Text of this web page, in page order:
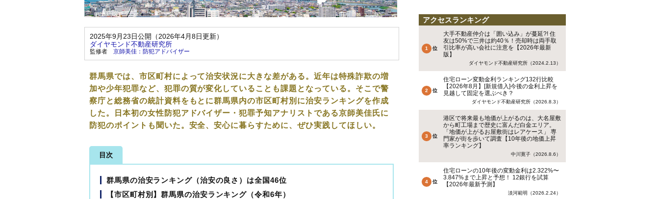
2025年9月23日公開（2026年4月8日更新）
ダイヤモンド不動産研究所
監修者 京師美佳：防犯アドバイザー
群馬県では、市区町村によって治安状況に大きな差がある。近年は特殊詐欺の増
加や少年犯罪など、犯罪の質が変化していることも課題となっている。そこで警
察庁と総務省の統計資料をもとに群馬県内の市区町村別に治安ランキングを作成
した。日本初の女性防犯アドバイザー・犯罪予知アナリストである京師美佳氏に
防犯のポイントも聞いた。安全、安心に暮らすために、ぜひ実践してほしい。
目次
群馬県の治安ランキング（治安の良さ）は全国46位
【市区町村別】群馬県の治安ランキング（令和6年）
アクセスランキング
大手不動産仲介は「囲い込み」が蔓延?! 住
友は50%で三井は約40％！売却時は両手取
引比率が高い会社に注意を【2026年最新
版】
ダイヤモンド不動産研究所（2024.2.13）
住宅ローン変動金利ランキング132行比較
【2026年8月】[新規借入]今後の金利上昇を
見越して固定を選ぶべき？
ダイヤモンド不動産研究所（2026.8.3）
港区で将来最も地価が上がるのは、大名屋敷
から町工場まで歴史に富んだ白金エリア。
「地価が上がるお屋敷街はレアケース」 専
門家が街を歩いて調査【10年後の地価上昇
率ランキング】
中川寛子（2026.8.6）
住宅ローンの10年後の変動金利は2.322%〜
3.847%まで上昇と予想！ 12銀行を試算
【2026年最新予測】
淡河範明（2026.2.24）